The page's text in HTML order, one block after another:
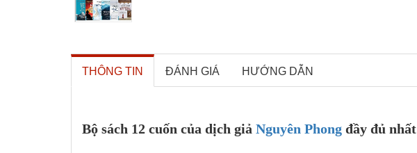
THÔNG TIN ĐÁNH GIÁ HƯỚNG DẪN
Bộ sách 12 cuốn của dịch giả Nguyên Phong đầy đủ nhất